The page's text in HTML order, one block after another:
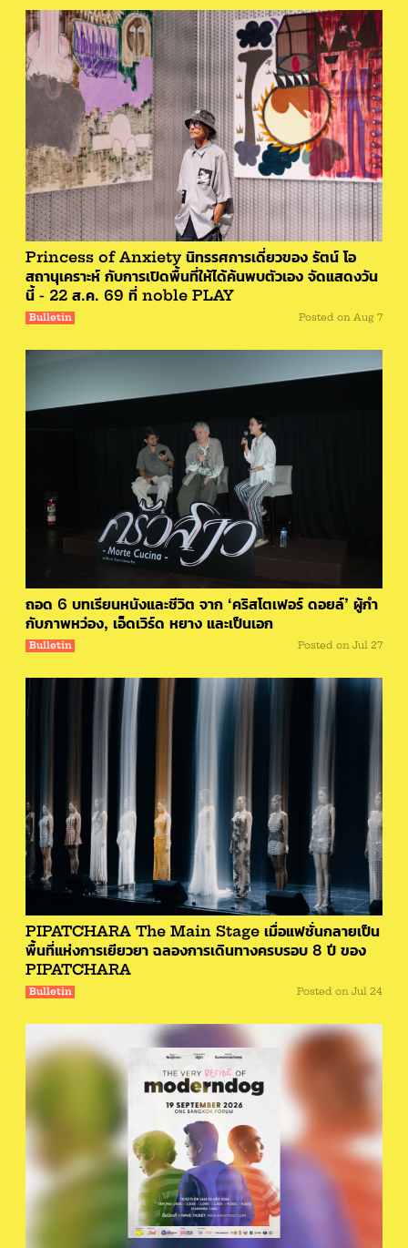
Princess of Anxiety นิทรรศการเดี่ยวของ รัตน์ โอ
สถานุเคราะห์ กับการเปิดพื้นที่ให้ได้ค้นพบตัวเอง จัดแสดงวัน
นี้ - 22 ส.ค. 69 ที่ noble PLAY
Bulletin Posted on Aug 7
ถอด 6 บทเรียนหนังและชีวิต จาก ‘คริสโตเฟอร์ ดอยล์’ ผู้กำ
กับภาพหว่อง, เอ็ดเวิร์ด หยาง และเป็นเอก
Bulletin Posted on Jul 27
PIPATCHARA The Main Stage เมื่อแฟชั่นกลายเป็น
พื้นที่แห่งการเยียวยา ฉลองการเดินทางครบรอบ 8 ปี ของ
PIPATCHARA
Bulletin Posted on Jul 24